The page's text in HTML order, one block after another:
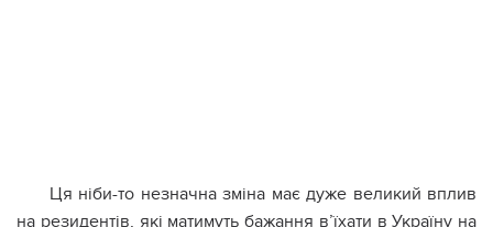
Ця ніби-то незначна зміна має дуже великий вплив
на резидентів, які матимуть бажання в’їхати в Україну на